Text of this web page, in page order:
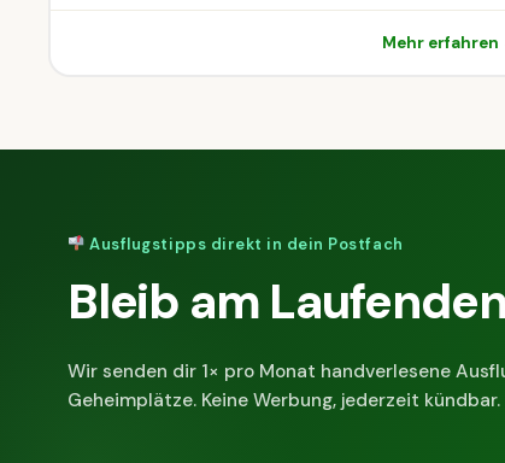
Mehr erfahren
Ausflugstipps direkt in dein Postfach
Bleib am Laufenden
Wir senden dir 1× pro Monat handverlesene
Geheimplätze. Keine Werbung, jederzeit kündbar.